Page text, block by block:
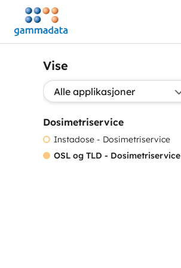
Hopp
hovedinnholdett
Vise
Valg applikasjon:
Dosimetriservice
Instadose - Dosimetriservice
OSL og TLD - Dosimetriservice